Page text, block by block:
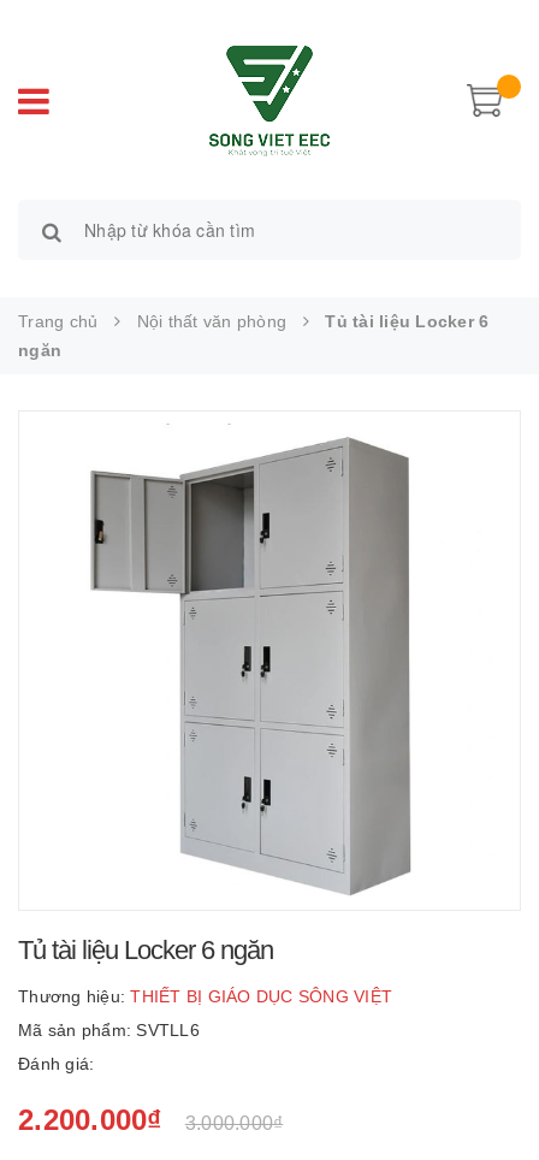
Trang chủ Nội thất văn phòng
Tủ tài liệu Locker 6
ngăn
Tủ tài liệu Locker 6 ngăn
Thương hiệu: THIẾT BỊ GIÁO DỤC SÔNG VIỆT
Mã sản phẩm: SVTLL6
Đánh giá:
2.200.000₫ 3.000.000₫